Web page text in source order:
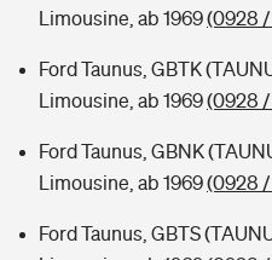
Limousine, ab 1969(0928 /
Ford Taunus, GBTK
Limousine, ab 1969(0928 /
Ford Taunus, GBNK
Limousine, ab 1969(0928
Ford Taunus, GBTS